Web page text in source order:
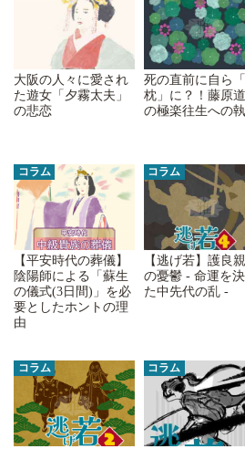
大阪の人々に愛され
た遊女「夕霧太夫」
の悲恋
死の直前に自ら
枕」に？！藤原
の極楽往生への
コラム
【平安時代の葬儀】
陰陽師による「蘇生
の儀式(3日間)」を必
要としたホントの理
由
コラム
【逃げ若】護良
の憂鬱 - 命運を
た中先代の乱 -
コラム コラム